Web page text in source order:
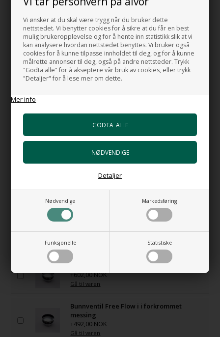
Vi ønsker at du skal være trygg når du bruker dette
nettstedet. Vi benytter cookies for å sikre at du får en best
mulig brukeropplevelse og for å hente inn statistikk slik at vi
kan analysere hvordan nettstedet benyttes. Vi bruker også
cookies for å kunne tilpasse innholdet til deg, og for å kunne
målrette annonser til deg, også på andre nettsteder. Trykk
"Godta alle" for å akseptere vår bruk av cookies, eller trykk
"Detaljer" for å lese mer om dette.
Mer info
Nødvendige Markedsføring
Funksjonelle Statistiske
Detaljer
Blank svart
Matt sort
MADE IN ITALY
HUSK OGSÅ DISSE
+6.766,00 NOK
Gå til varen
+1.106,00 NOK
Gå til varen
Gå til varen
+847,00 NOK
Gå til varen
Bunnventil Push i forkrommet messing
+602,00 NOK
Gå til varen
Bunnventil Free Flow i i forkrommet
messing
+492,00 NOK
Gå til varen